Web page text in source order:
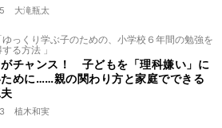
大滝瓶太
っくり学ぶ子のための、小学校６年間の勉強を
る方法 」
チャンス！ 子どもを「理科嫌い」に
めに……親の関わり方と家庭でできる
植木和実